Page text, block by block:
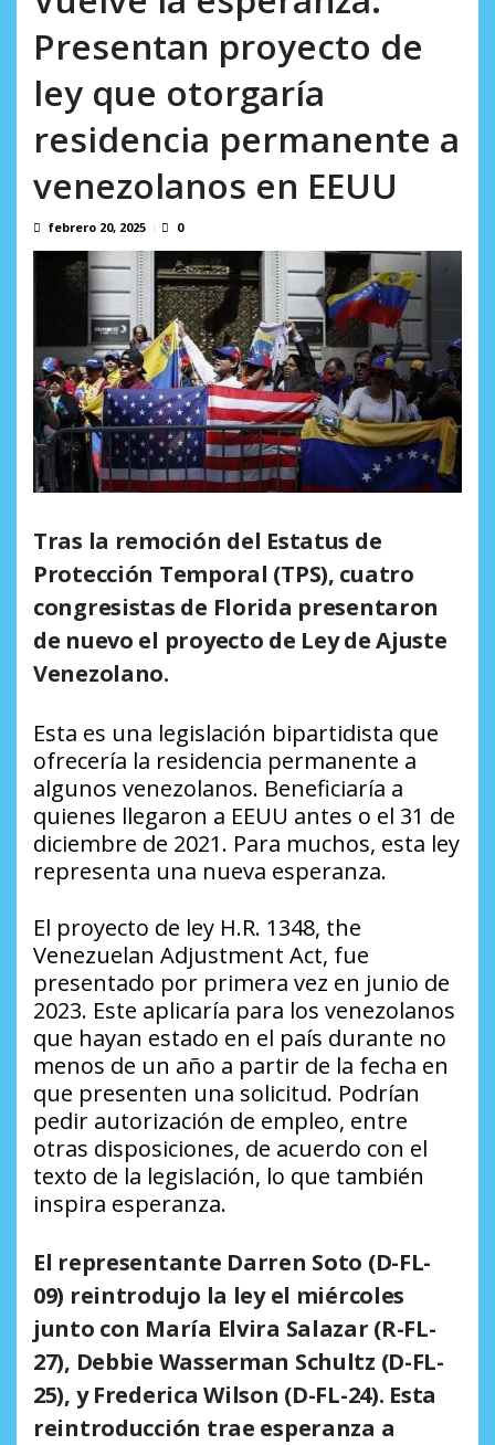
en un mercado impulsado por el auge de...
Presentan proyecto de
ley que otorgaría
residencia permanente a
venezolanos en EEUU
febrero 20, 2025 0
Tras la remoción del Estatus de
Protección Temporal (TPS), cuatro
congresistas de Florida presentaron
de nuevo el proyecto de Ley de Ajuste
Venezolano.
Esta es una legislación bipartidista que
ofrecería la residencia permanente a
algunos venezolanos. Beneficiaría a
quienes llegaron a EEUU antes o el 31 de
diciembre de 2021. Para muchos, esta ley
representa una nueva esperanza.
El proyecto de ley H.R. 1348, the
Venezuelan Adjustment Act, fue
presentado por primera vez en junio de
2023. Este aplicaría para los venezolanos
que hayan estado en el país durante no
menos de un año a partir de la fecha en
que presenten una solicitud. Podrían
pedir autorización de empleo, entre
otras disposiciones, de acuerdo con el
texto de la legislación, lo que también
inspira esperanza.
El representante Darren Soto (D-FL-
09) reintrodujo la ley el miércoles
junto con María Elvira Salazar (R-FL-
27), Debbie Wasserman Schultz (D-FL-
25), y Frederica Wilson (D-FL-24). Esta
reintroducción trae esperanza a